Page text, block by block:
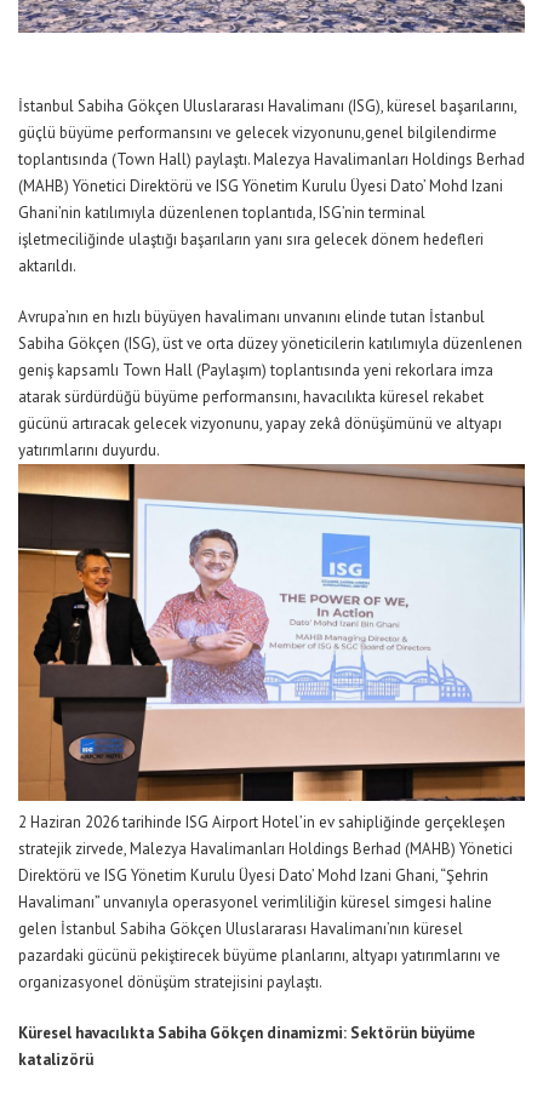
İstanbul Sabiha Gökçen Uluslararası Havalimanı (ISG), küresel başarılarını,
güçlü büyüme performansını ve gelecek vizyonunu,genel bilgilendirme
toplantısında (Town Hall) paylaştı.Malezya Havalimanları Holdings Berhad
(MAHB) Yönetici Direktörü ve ISG Yönetim Kurulu Üyesi Dato’ Mohd Izani
Ghani’nin katılımıyla düzenlenen toplantıda, ISG’nin terminal
işletmeciliğinde ulaştığı başarıların yanı sıra gelecek dönem hedefleri
aktarıldı.
Avrupa’nın en hızlı büyüyen havalimanı unvanını elinde tutan İstanbul
Sabiha Gökçen (ISG), üst ve orta düzey yöneticilerin katılımıyla düzenlenen
geniş kapsamlı Town Hall (Paylaşım)toplantısında yeni rekorlara imza
atarak sürdürdüğü büyüme performansını,havacılıkta küresel rekabet
gücünü artıracak gelecek vizyonunu, yapay zekâ dönüşümünü ve altyapı
yatırımlarını duyurdu.
2 Haziran 2026 tarihinde ISG Airport Hotel’in ev sahipliğinde gerçekleşen
stratejik zirvede,Malezya Havalimanları Holdings Berhad (MAHB) Yönetici
Direktörü ve ISG Yönetim Kurulu Üyesi Dato’ Mohd Izani Ghani,“Şehrin
Havalimanı” unvanıyla operasyonel verimliliğin küresel simgesi haline
gelen İstanbul Sabiha Gökçen Uluslararası Havalimanı’nın küresel
pazardaki gücünü pekiştirecek büyüme planlarını, altyapı yatırımlarını ve
organizasyonel dönüşüm stratejisini paylaştı.
Küresel havacılıkta Sabiha Gökçen dinamizmi: Sektörün büyüme
katalizörü